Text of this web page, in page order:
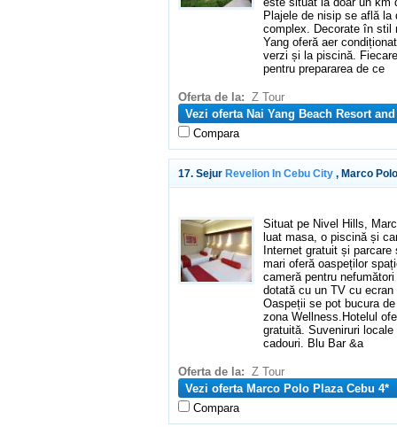
Plajele de nisip se află
complex. Decorate în stil
Yang oferă aer
verzi și la piscină.
pentru prepararea de ce
Oferta de la: Z Tour
Vezi oferta Nai Yang Beach Resort
Compara
17. Sejur Revelion In Cebu City , Marco
Situat pe Nivel Hills,
luat masa, o piscină și
Internet gratuit și
mari oferă oaspeților
cameră pentru
dotată cu un TV cu
Oaspeții se pot bucura
zona Wellness.Hotelul
gratuită. Suveniruri
cadouri. Blu Bar &a
Oferta de la: Z Tour
Vezi oferta Marco Polo Plaza Cebu 4*
Compara